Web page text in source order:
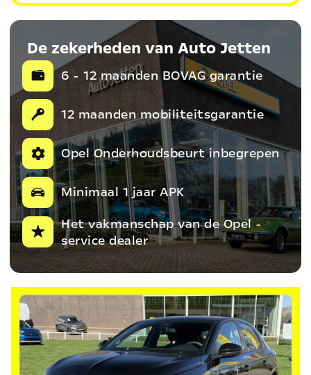
De zekerheden van Auto Jetten
6 - 12 maanden BOVAG garantie
12 maanden mobiliteitsgarantie
Opel Onderhoudsbeurt inbegrepen
Minimaal 1 jaar APK
Het vakmanschap van de Opel -
service dealer